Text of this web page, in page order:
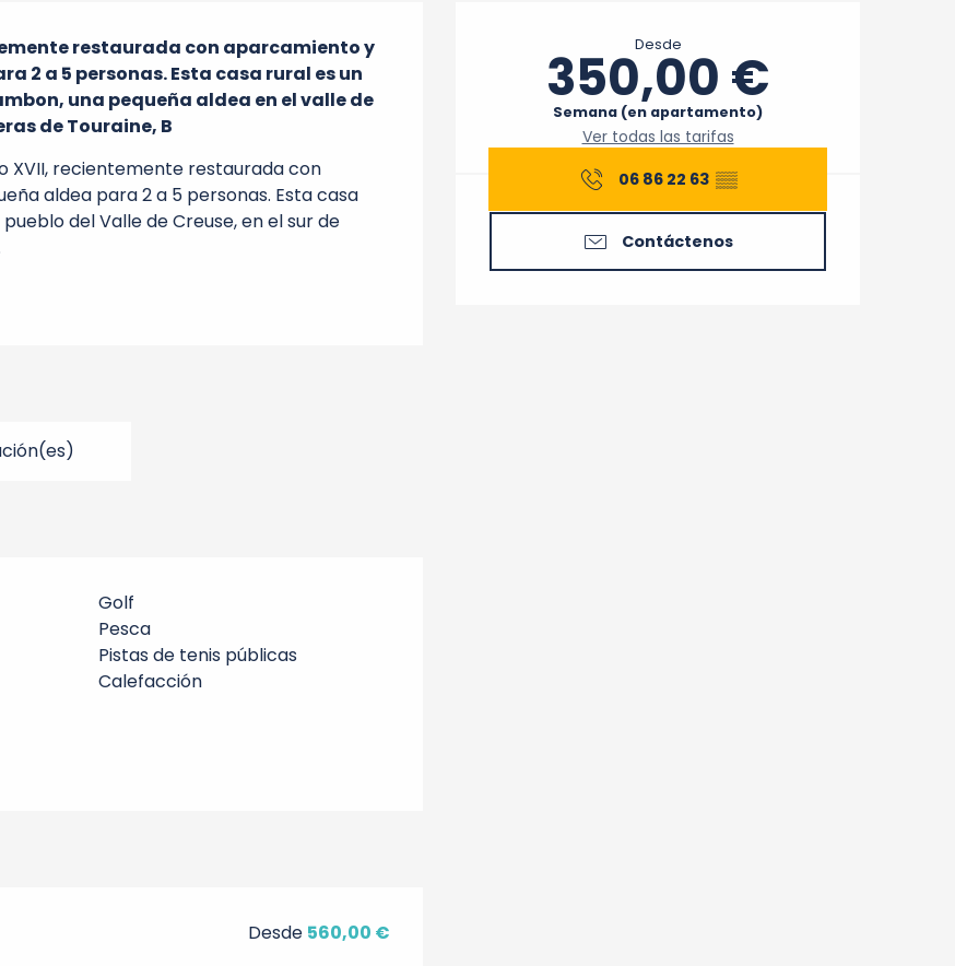
Horarios y datos de
Desde
350,00 €
Semana (en apartamento)
Ver todas las tarifas
06 86 22 63 ▒▒
Contáctenos
restaurada con aparcamiento y
2 a 5 personas. Esta casa rural es un
una pequeña aldea en el valle de
de Touraine, B
XVII, recientemente restaurada con
aldea para 2 a 5 personas. Esta casa
del Valle de Creuse, en el sur de
Golf
Pesca
Pistas de tenis públicas
Calefacción
Desde 560,00 €